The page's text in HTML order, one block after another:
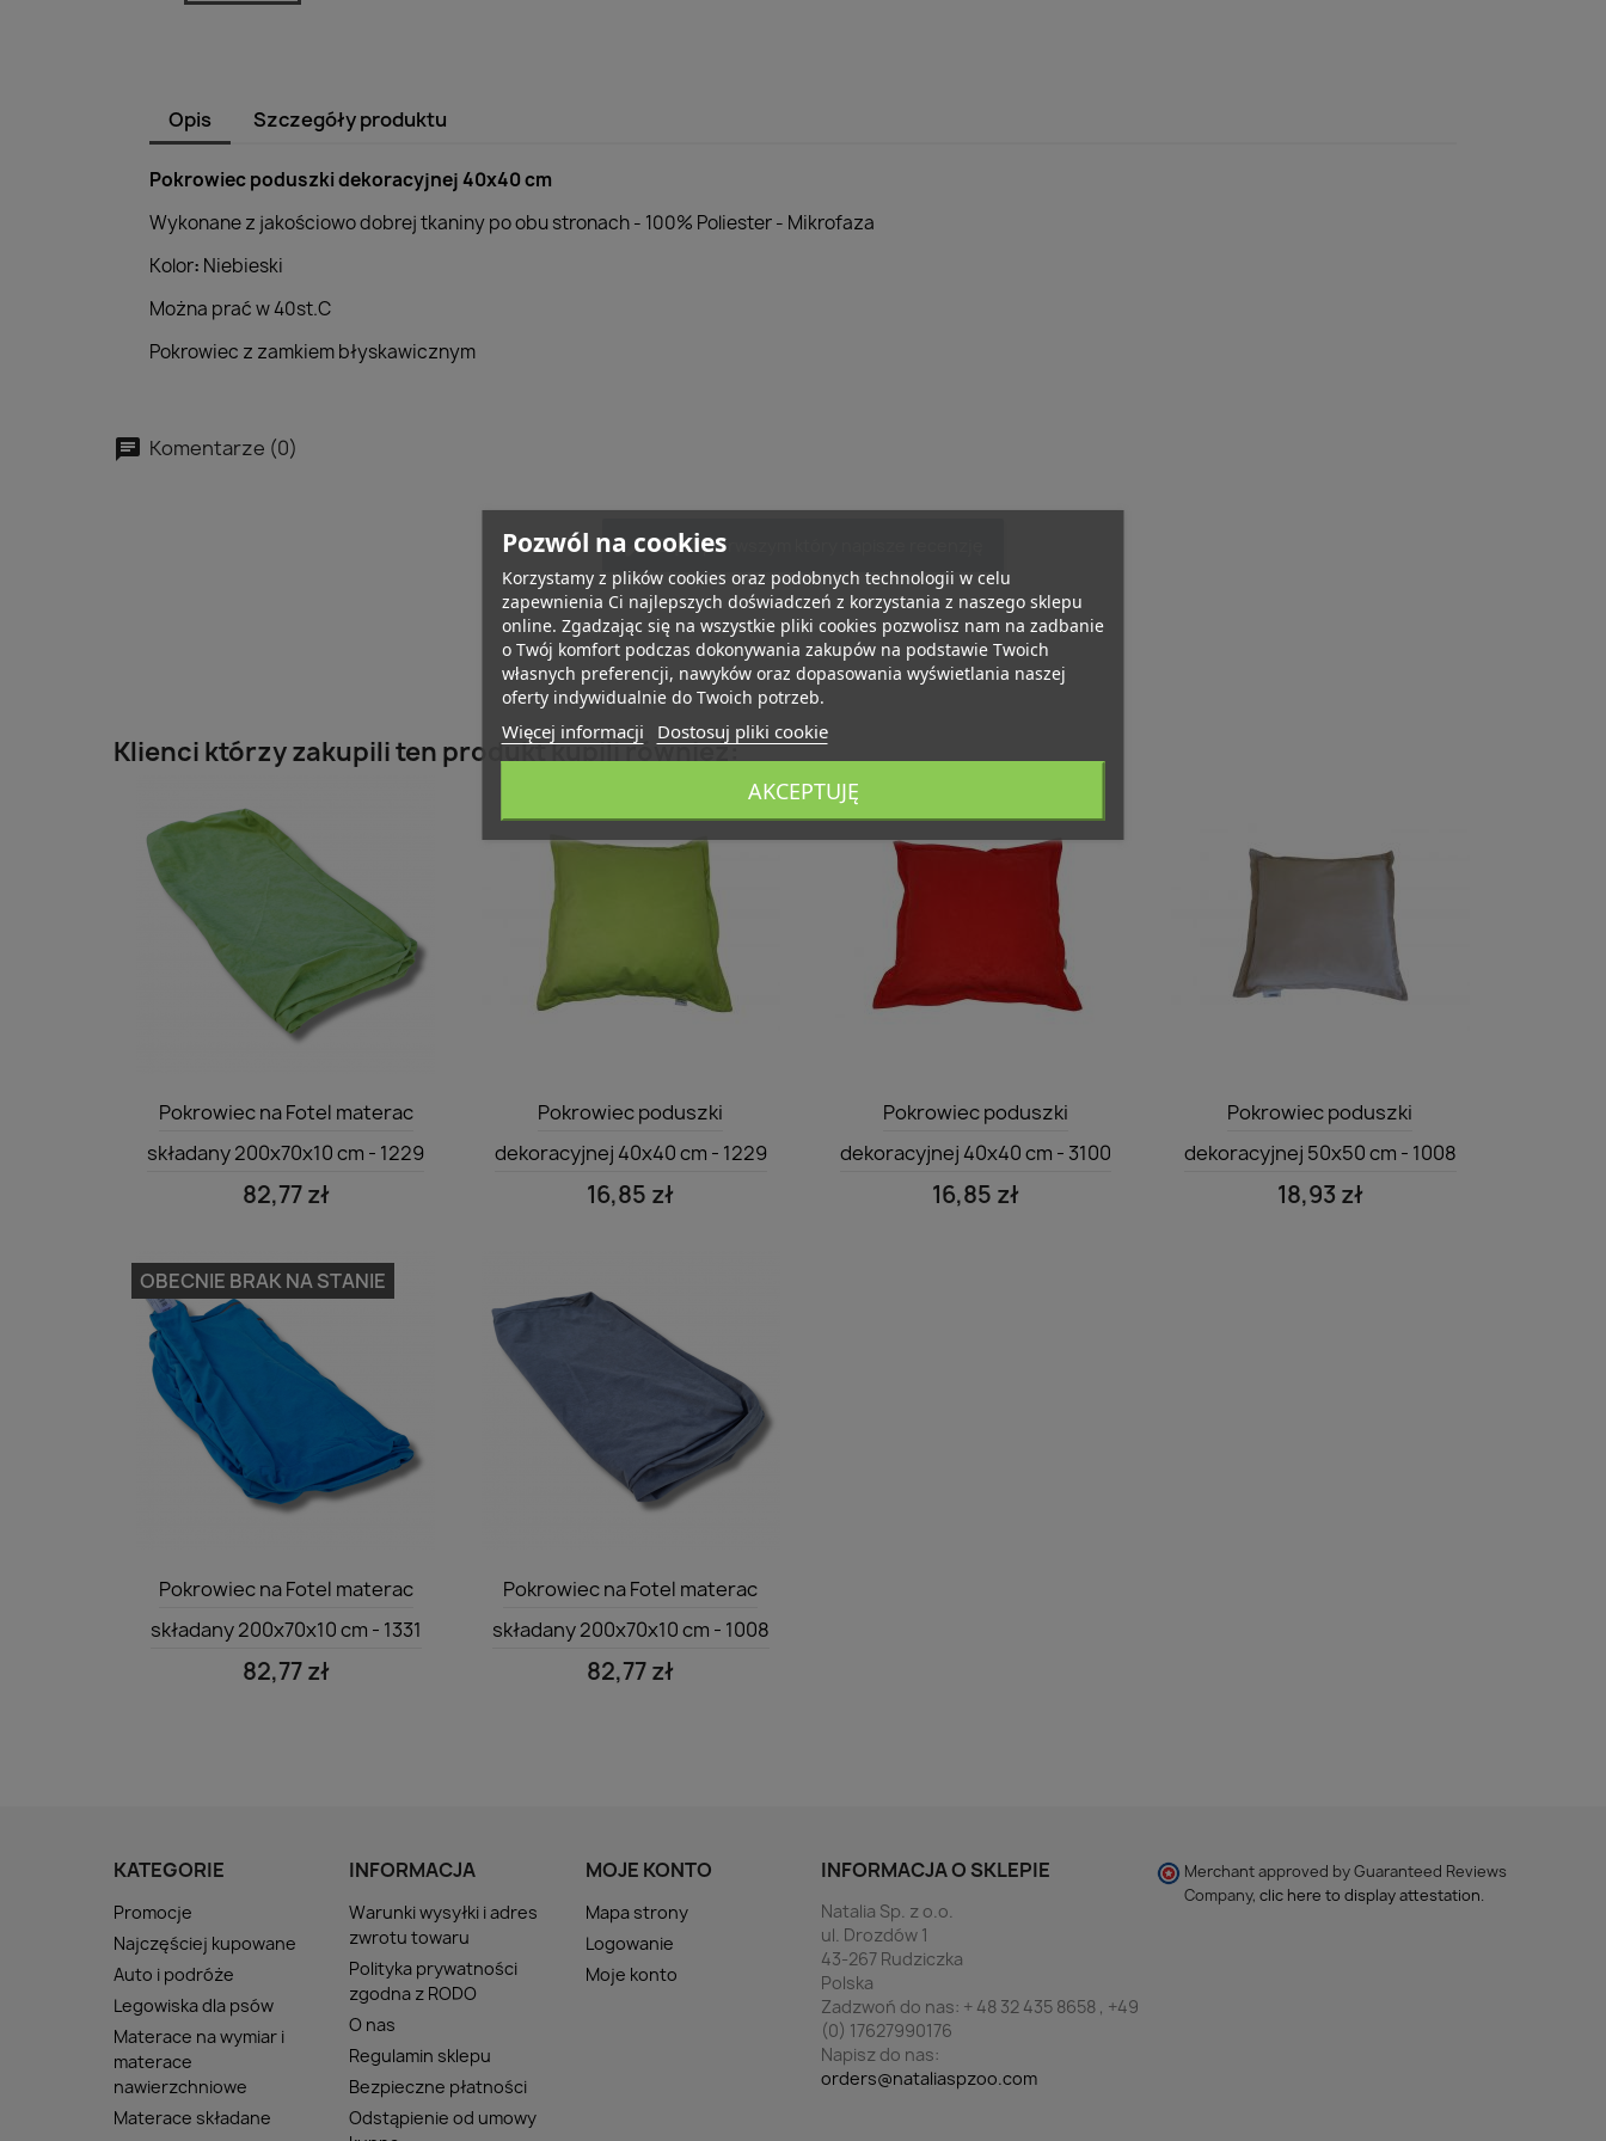
Opis Szczegóły produktu
Pokrowiec poduszki dekoracyjnej 40x40 cm
Wykonane z jakościowo dobrej tkaniny po obu stronach - 100% Poliester - Mikrofaza
Kolor: Niebieski
Można prać w 40st.C
Pokrowiec z zamkiem błyskawicznym
Komentarze (0)
Bądź pierwszym który napisze recenzję
Klienci którzy zakupili ten produkt kupili również:
Szybki podgląd
Pokrowiec na Fotel materac
składany 200x70x10 cm - 1229
82,77 zł
 Szybki podgląd
Pokrowiec poduszki
dekoracyjnej 40x40 cm - 1229
16,85 zł
 Szybki podgląd
Pokrowiec poduszki
dekoracyjnej 40x40 cm - 3100
16,85 zł
 Szybki podgląd
Pokrowiec poduszki
dekoracyjnej 50x50 cm - 1008
18,93 zł
Szybki podgląd
Pokrowiec na Fotel materac
składany 200x70x10 cm - 1331
82,77 zł
OBECNIE BRAK NA STANIE
Szybki podgląd
Pokrowiec na Fotel materac
składany 200x70x10 cm - 1008
82,77 zł
KATEGORIE
Promocje
Najczęściej kupowane
Auto i podróże
Legowiska dla psów
Materace na wymiar i
materace
nawierzchniowe
Materace składane
INFORMACJA
Warunki wysyłki i adres
zwrotu towaru
Polityka prywatności
zgodna z RODO
O nas
Regulamin sklepu
Bezpieczne płatności
Odstąpienie od umowy
MOJE KONTO
Mapa strony
Logowanie
Moje konto
INFORMACJA O SKLEPIE
Natalia Sp. z o.o.
ul. Drozdów 1
43-267 Rudziczka
Polska
Zadzwoń do nas: + 48 32 435 8658 , +49
(0) 17627990176
Napisz do nas:
orders@nataliaspzoo.com
Merchant approved by Guaranteed Reviews
Company, clic here to display attestation.
Pozwól na cookies
Korzystamy z plików cookies oraz podobnych technologii w celu
zapewnienia Ci najlepszych doświadczeń z korzystania z naszego sklepu
online. Zgadzając się na wszystkie pliki cookies pozwolisz nam na zadbanie
o Twój komfort podczas dokonywania zakupów na podstawie Twoich
własnych preferencji, nawyków oraz dopasowania wyświetlania naszej
oferty indywidualnie do Twoich potrzeb.
Więcej informacji Dostosuj pliki cookie
AKCEPTUJĘ